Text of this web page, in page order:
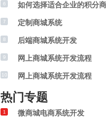
6 如何选择适合企业的积分
7 定制商城系统
8 后端商城系统开发
9 网上商城系统开发流程
10 网上商城系统开发流程
热门专题
1 微商城电商系统开发